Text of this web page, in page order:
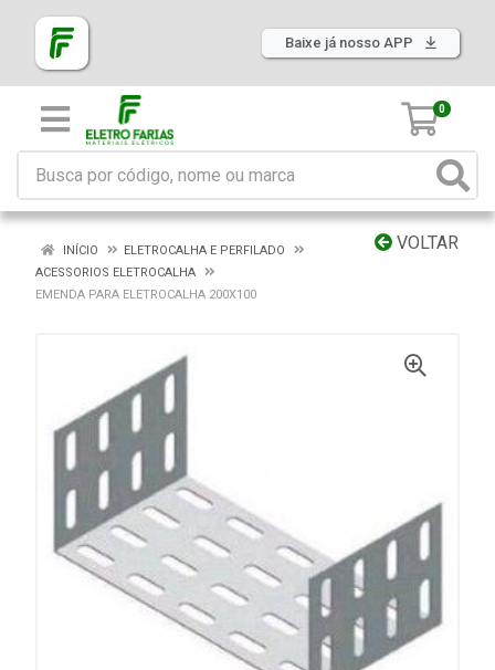
Baixe já nosso APP
0
VOLTAR
INÍCIO
ELETROCALHA E PERFILADO
ACESSORIOS ELETROCALHA
EMENDA PARA ELETROCALHA 200X100